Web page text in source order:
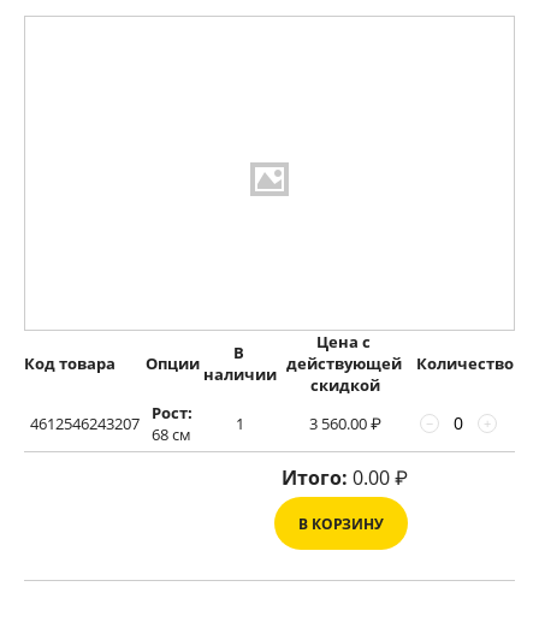
Код товара Опции
В
наличии
Цена с
действующей
скидкой
Количество
4612546243207
Рост:
68 см
1 3 560.00₽ +
−
Итого: 0.00₽
В КОРЗИНУ